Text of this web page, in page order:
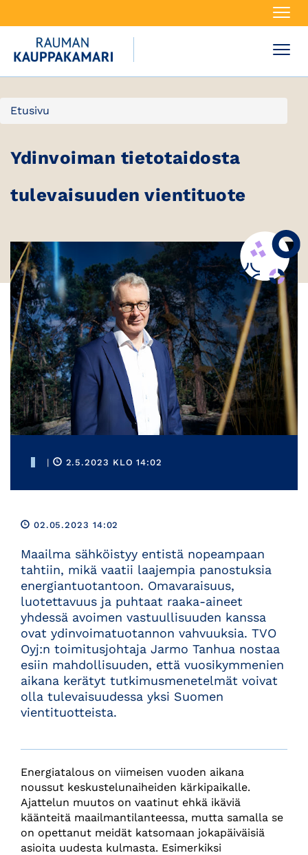
Etusivu
Ydinvoiman tietotaidosta
tulevaisuuden vientituote
| 2.5.2023 KLO 14:02
02.05.2023 14:02
Maailma sähköistyy entistä nopeampaan
tahtiin, mikä vaatii laajempia panostuksia
energiantuotantoon. Omavaraisuus,
luotettavuus ja puhtaat raaka-aineet
yhdessä avoimen vastuullisuuden kanssa
ovat ydinvoimatuotannon vahvuuksia. TVO
Oyj:n toimitusjohtaja Jarmo Tanhua nostaa
esiin mahdollisuuden, että vuosikymmenien
aikana kerätyt tutkimusmenetelmät voivat
olla tulevaisuudessa yksi Suomen
vientituotteista.
Energiatalous on viimeisen vuoden aikana
noussut keskustelunaiheiden kärkipaikalle.
Ajattelun muutos on vaatinut ehkä ikäviä
käänteitä maailmantilanteessa, mutta samalla se
on opettanut meidät katsomaan jokapäiväisiä
asioita uudesta kulmasta. Esimerkiksi